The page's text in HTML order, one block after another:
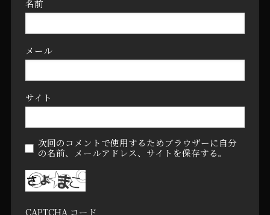
名前
メール
サイト
次回のコメントで使用するためブラウザーに自分
の名前、メールアドレス、サイトを保存する。
CAPTCHA コード